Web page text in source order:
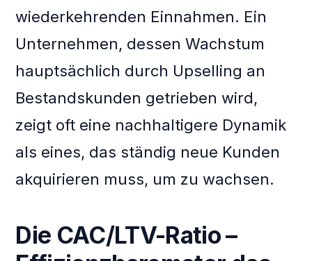
wiederkehrenden Einnahmen. Ein
Unternehmen, dessen Wachstum
hauptsächlich durch Upselling an
Bestandskunden getrieben wird,
zeigt oft eine nachhaltigere Dynamik
als eines, das ständig neue Kunden
akquirieren muss, um zu wachsen.
Die CAC/LTV-Ratio –